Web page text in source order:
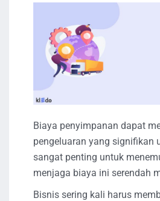
Biaya penyimpanan dapat
pengeluaran yang signifikan
sangat penting untuk
menjaga biaya ini serendah
Bisnis sering kali harus